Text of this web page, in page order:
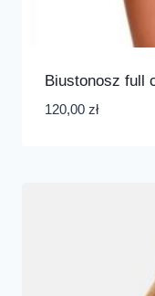
Biustonosz full
120,00 zł